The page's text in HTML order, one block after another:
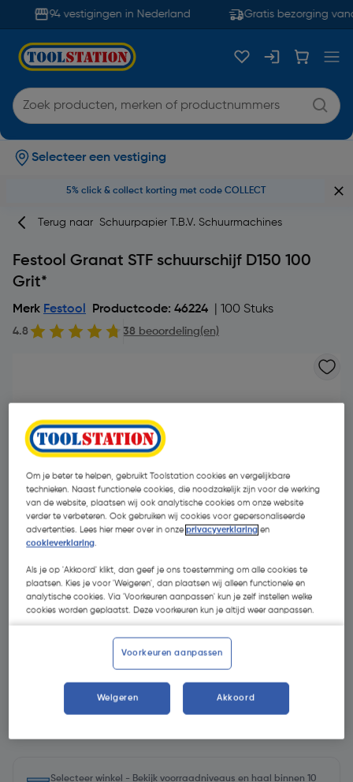
94 vestigingen in Nederland Gratis bezorging
Selecteer een vestiging
5% click & collect korting met code COLLECT
Terug naar Schuurpapier T.b.v. Schuurmachines
Festool Granat STF schuurschijf D150 100
Grit*
Merk Festool Productcode: 46224 | 100 Stuks
4.8 38 beoordeling(en)
€ 87,92| Excl. btw € 72,66
Kies productvariant(14)
Selecteer winkel - Bekijk voorraadniveaus en haal binnen 10
Om je beter te helpen, gebruikt Toolstation cookies en vergelijkbare
technieken. Naast functionele cookies, die noodzakelijk zijn voor de werking
van de website, plaatsen wij ook analytische cookies om onze website
verder te verbeteren. Ook gebruiken wij cookies voor gepersonaliseerde
advertenties. Lees hier meer over in onzeprivacyverklaring en
cookieverklaring.
Als je op 'Akkoord' klikt, dan geef je ons toestemming om alle cookies te
plaatsen. Kies je voor 'Weigeren', dan plaatsen wij alleen functionele en
analytische cookies. Via 'Voorkeuren aanpassen' kun je zelf instellen welke
cookies worden geplaatst. Deze voorkeuren kun je altijd weer aanpassen.
Voorkeuren aanpassen
Weigeren Akkoord